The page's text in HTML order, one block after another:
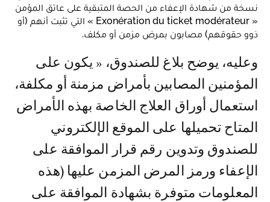
نسخة من شهادة الإعفاء من الحصة المتبقية على عاتق المؤمن
« Exonération du ticket modérateur » التي تثبت أنهم (أو
ذوو حقوقهم) مصابون بمرض مزمن أو مكلف.
وعليه، يوضح بلاغ للصندوق، « يكون على
المؤمنين المصابين بأمراض مزمنة أو مكلفة،
استعمال أوراق العلاج الخاصة بهذه الأمراض
المتاح تحميلها على الموقع الإلكتروني
للصندوق وتدوين رقم قرار الموافقة على
الإعفاء ورمز المرض المزمن عليها (هذه
المعلومات متوفرة بشهادة الموافقة على